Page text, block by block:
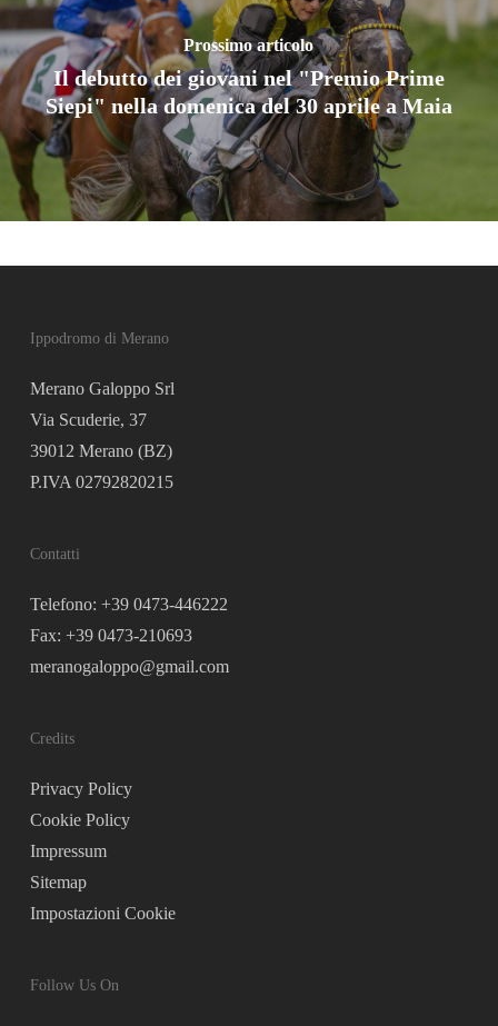
Prossimo articolo
Il debutto dei giovani nel "Premio Prime
Siepi" nella domenica del 30 aprile a Maia
Ippodromo di Merano
Merano Galoppo Srl
Via Scuderie, 37
39012 Merano (BZ)
P.IVA 02792820215
Contatti
Telefono: +39 0473-446222
Fax: +39 0473-210693
meranogaloppo@gmail.com
Credits
Privacy Policy
Cookie Policy
Impressum
Sitemap
Impostazioni Cookie
Follow Us On